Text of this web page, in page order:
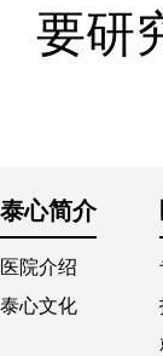
要研
泰心简介
医院介绍
泰心文化